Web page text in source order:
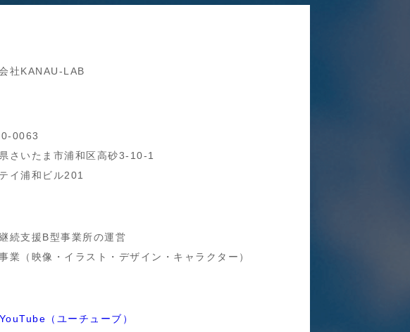
社KANAU-LAB
0063
さいたま市浦和区高砂3-10-1
イ浦和ビル201
続支援B型事業所の運営
業（映像・イラスト・デザイン・キャラクター）
YouTube（ユーチューブ）